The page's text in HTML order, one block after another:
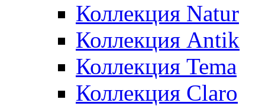
Коллекция Natur
Коллекция Antik
Коллекция Tema
Коллекция Claro